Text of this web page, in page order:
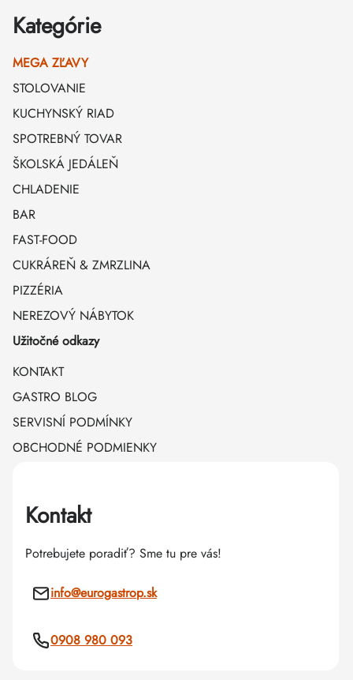
Kategórie
MEGA ZĽAVY
STOLOVANIE
KUCHYNSKÝ RIAD
SPOTREBNÝ TOVAR
ŠKOLSKÁ JEDÁLEŇ
CHLADENIE
BAR
FAST-FOOD
CUKRÁREŇ & ZMRZLINA
PIZZÉRIA
NEREZOVÝ NÁBYTOK
Užitočné odkazy
KONTAKT
GASTRO BLOG
SERVISNÍ PODMÍNKY
OBCHODNÉ PODMIENKY
Kontakt
Potrebujete poradiť? Sme tu pre vás!
info@eurogastrop.sk
0908 980 093